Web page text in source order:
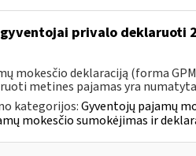
privalo deklaruoti
mokesčio deklaraciją (forma
metines pajamas yra
kategorijos:Gyventojų pajamų
mokesčio sumokėjimas ir